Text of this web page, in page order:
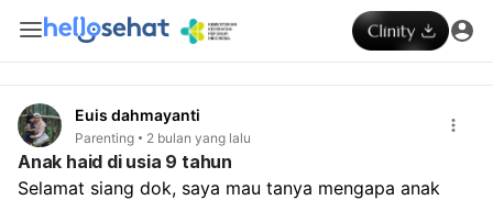
Euis dahmayanti
Parenting 2 bulan yang lalu
Anak haid di usia 9 tahun
Selamat siang dok, saya mau tanya mengapa anak